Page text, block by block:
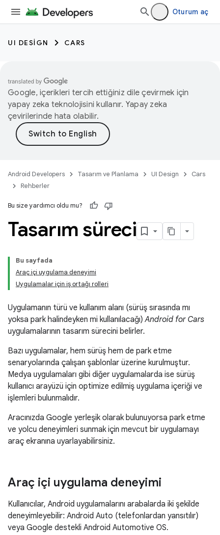
Oturum aç
UI DESIGN CARS
Google, içerikleri tercih ettiğiniz dile çevirmek için
yapay zeka teknolojisini kullanır. Yapay zeka
çevirilerinde hata olabilir.
Android Developers Tasarım ve Planlama UI Design
Cars
Rehberler
Bu size yardımcı oldu mu?
Tasarım süreci
Bu sayfada
Araç içi uygulama deneyimi
Uygulamalar için iş ortağı rolleri
Uygulamanın türü ve kullanım alanı (sürüş sırasında mı
yoksa park halindeyken mi kullanılacağı)Android for Cars
uygulamalarının tasarım sürecini belirler.
Bazı uygulamalar, hem sürüş hem de park etme
senaryolarında çalışan şablonlar üzerine kurulmuştur.
Medya uygulamaları gibi diğer uygulamalarda ise sürüş
kullanıcı arayüzü için optimize edilmiş uygulama içeriği ve
işlemleri bulunmalıdır.
Aracınızda Google yerleşik olarak bulunuyorsa park etme
ve yolcu deneyimleri sunmak için mevcut bir uygulamayı
araç ekranına uyarlayabilirsiniz.
Araç içi uygulama deneyimi
Kullanıcılar, Android uygulamalarını arabalarda iki şekilde
deneyimleyebilir: Android Auto (telefonlardan yansıtılır)
veya Google destekli Android Automotive OS.